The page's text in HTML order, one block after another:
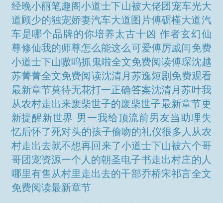
经晚小丽笔趣阁小道士下山被大佬团宠车光大
道顾少的独宠娇妻汽车大道图片傅砺槿大道汽
车是哪个品牌的你培养太古十凶 作者玄幻仙
尊修仙我的师尊怎么能这么可爱傅厉戚闫免费
小道士下山嗷呜抓鬼啦全文免费阅读傅琛沈越
苏菁菁全文免费阅读沈清月苏逸短剧免费观看
最新章节莫待无花打一正确答案沈清月苏叶我
从农村走出来废柴世子的废柴世子最新章节更
新提醒新世界 男一我给顶流前男友当助理失
忆后怀了死对头的孩子偷吻的礼仪很多人从农
村走出去就不想再回来了小道士下山被六个哥
哥团宠资源一个人的朝圣电子书走出村庄的人
哪里有售 从村里走出去的干部乔桥宋祁言全文
免费阅读最新章节